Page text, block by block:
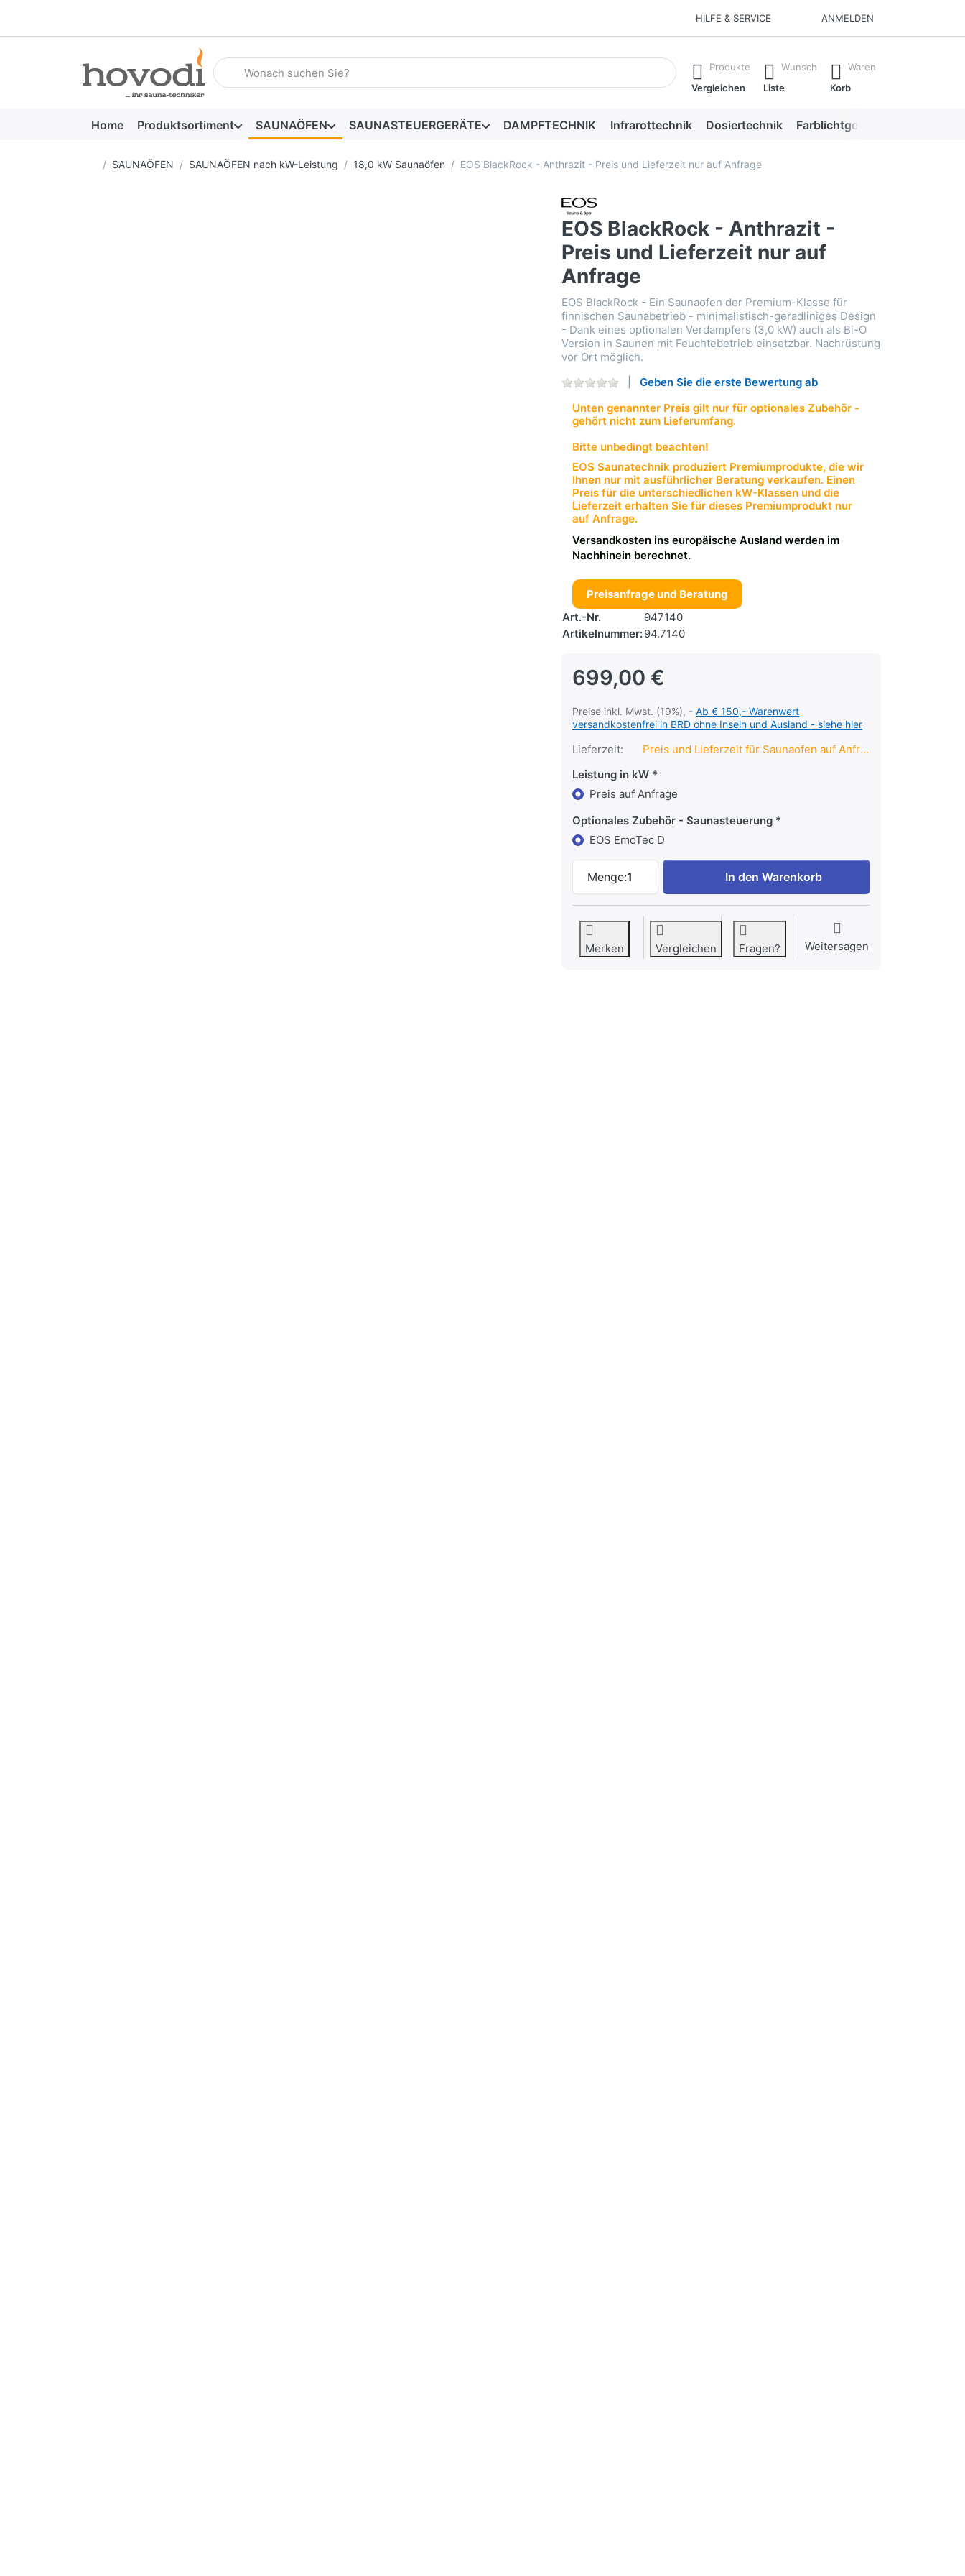
HILFE & SERVICE ANMELDEN
Geben Sie einen Suchbegriff ein. Drücken Sie die Eingabetaste, um alle Ergebnisse aufzurufen.
Produkte
Vergleichen
Wunsch
Liste
Waren
Korb
Home Produktsortiment SAUNAÖFEN SAUNASTEUERGERÄTE DAMPFTECHNIK Infrarottechnik Dosiertechnik Farblichtgeräte
Startseite
SAUNAÖFEN SAUNAÖFEN nach kW-Leistung 18,0 kW Saunaöfen EOS BlackRock - Anthrazit - Preis und Lieferzeit nur auf Anfrage
EOS BlackRock - Anthrazit -
Preis und Lieferzeit nur auf
Anfrage
EOS BlackRock - Ein Saunaofen der Premium-Klasse für
finnischen Saunabetrieb - minimalistisch-geradliniges Design
- Dank eines optionalen Verdampfers (3,0 kW) auch als Bi-O
Version in Saunen mit Feuchtebetrieb einsetzbar. Nachrüstung
vor Ort möglich.
Geben Sie die erste Bewertung ab
Unten genannter Preis gilt nur für optionales Zubehör -
gehört nicht zum Lieferumfang.
Bitte unbedingt beachten!
EOS Saunatechnik produziert Premiumprodukte, die wir
Ihnen nur mit ausführlicher Beratung verkaufen. Einen
Preis für die unterschiedlichen kW-Klassen und die
Lieferzeit erhalten Sie für dieses Premiumprodukt nur
auf Anfrage.
Versandkosten ins europäische Ausland werden im
Nachhinein berechnet.
Preisanfrage und Beratung
Art.-Nr.
947140
Artikelnummer:94.7140
699,00 €
Preise inkl. Mwst. (19%), - Ab € 150,- Warenwert
versandkostenfrei in BRD ohne Inseln und Ausland - siehe hier
Lieferzeit:
Preis und Lieferzeit für Saunaofen auf Anfrage
Leistung in kW
Preis auf Anfrage
Optionales Zubehör - Saunasteuerung
EOS EmoTec D
Menge:1
EOS BlackRock - Anthrazit - Preis und Lieferzeit nur auf
In den Warenkorb
Merken Vergleichen Fragen? Weitersagen